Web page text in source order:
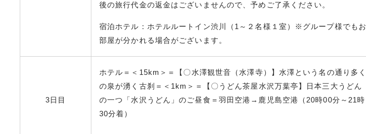
後の旅行代金の返金はございませんので、予めご了承ください。
宿泊ホテル：ホテルルートイン渋川（1～２名様１室）※グループ様でもお
部屋が分かれる場合がございます。
3日目
ホテル＝＜15km＞＝【〇水澤観世音（水澤寺）】水澤という名の通り多く
の泉が湧く古刹＝＜1km＞＝【〇うどん茶屋水沢万葉亭】日本三大うどん
の一つ「水沢うどん」のご昼食＝羽田空港→鹿児島空港（20時00分～21時
30分着）